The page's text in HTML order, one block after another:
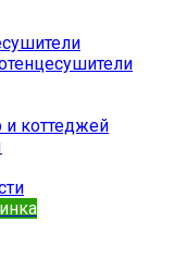
и коттеджей